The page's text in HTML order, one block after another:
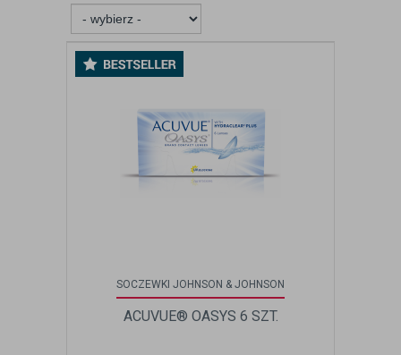
SOCZEWKI JOHNSON & JOHNSON
ACUVUE® OASYS 6 SZT.